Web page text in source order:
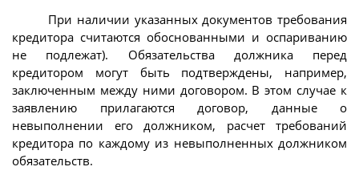
При наличии указанных документов требования
кредитора считаются обоснованными и оспариванию
не подлежат). Обязательства должника перед
кредитором могут быть подтверждены, например,
заключенным между ними договором. В этом случае к
заявлению прилагаются договор, данные о
невыполнении его должником, расчет требований
кредитора по каждому из невыполненных должником
обязательств.